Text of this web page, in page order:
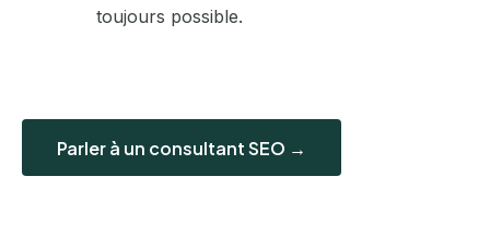
toujours possible.
Parler à un consultant SEO →